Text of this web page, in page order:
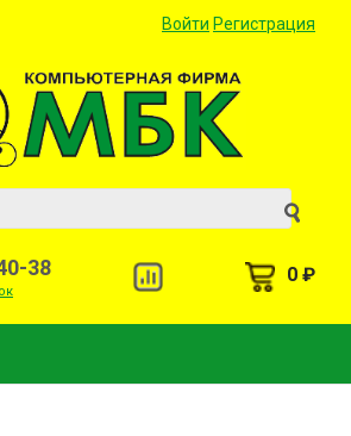
Войти Регистрация
38 0 ₽